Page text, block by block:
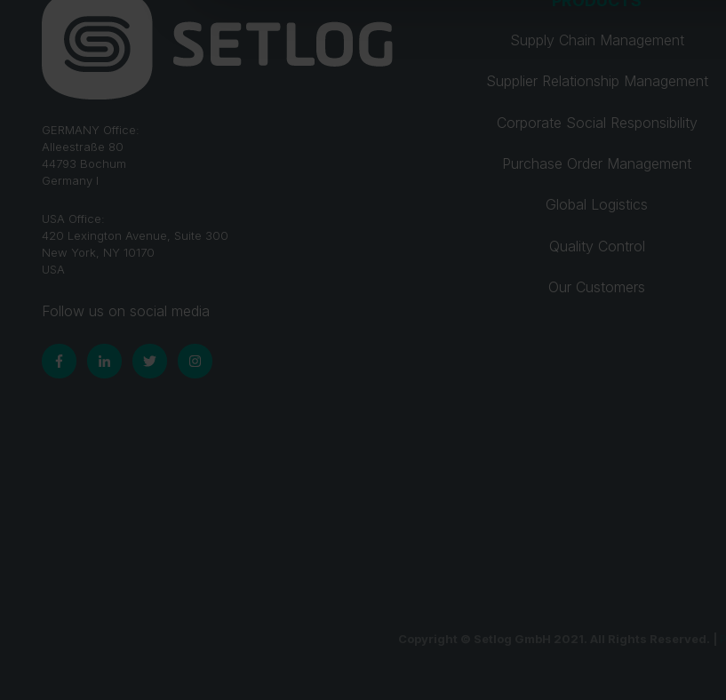
GERMANY Office:
Alleestraße 80
44793 Bochum
Germany I
USA Office:
420 Lexington Avenue, Suite 300
New York, NY 10170
USA
Follow us on social media
Supply Chain Management
Supplier Relationship Management
Corporate Social Responsibility
Purchase Order Management
Global Logistics
Quality Control
Our Customers